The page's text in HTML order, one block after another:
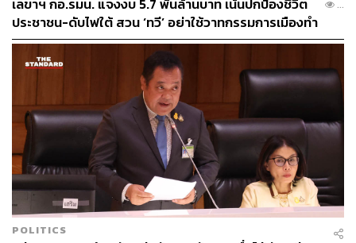
เลขาฯ กอ.รมน. แจงงบ 5.7 พันล้านบาท เน้นปกป้องชีวิต
ประชาชน-ดับไฟใต้ สวน ‘ทวี’ อย่าใช้วาทกรรมการเมืองทำ
คนทำงานเสียกำลังใจ
...
POLITICS